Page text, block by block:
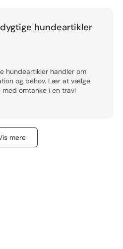
hundeartikler
hundeartikler handler om
og behov. Lær at vælge
omtanke i en travl
mere